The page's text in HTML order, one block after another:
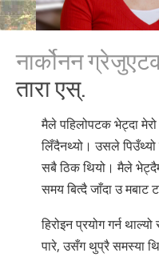
नार्कोनन
तारा एस्.
मैले पहिलोपटक भेट्दा
लिँदैनथ्यो। उसले पिउँथ्यो
सबै ठिक थियो। मैले
समय बित्दै जाँदा उ मबाट
हिरोइन प्रयोग गर्न
पारे, उसँग थुप्रै समस्या